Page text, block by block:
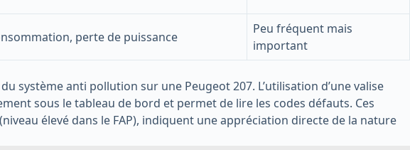
perte de puissance
Peu fréquent mais
important
système anti pollution sur une Peugeot 207. L’utilisation d’une valise
sous le tableau de bord et permet de lire les codes défauts. Ces
élevé dans le FAP), indiquent une appréciation directe de la nature